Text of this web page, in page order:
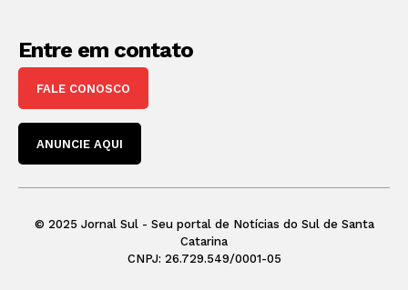
Entre em contato
FALE CONOSCO
ANUNCIE AQUI
© 2025 Jornal Sul - Seu portal de Notícias do Sul de Santa
Catarina
CNPJ: 26.729.549/0001-05